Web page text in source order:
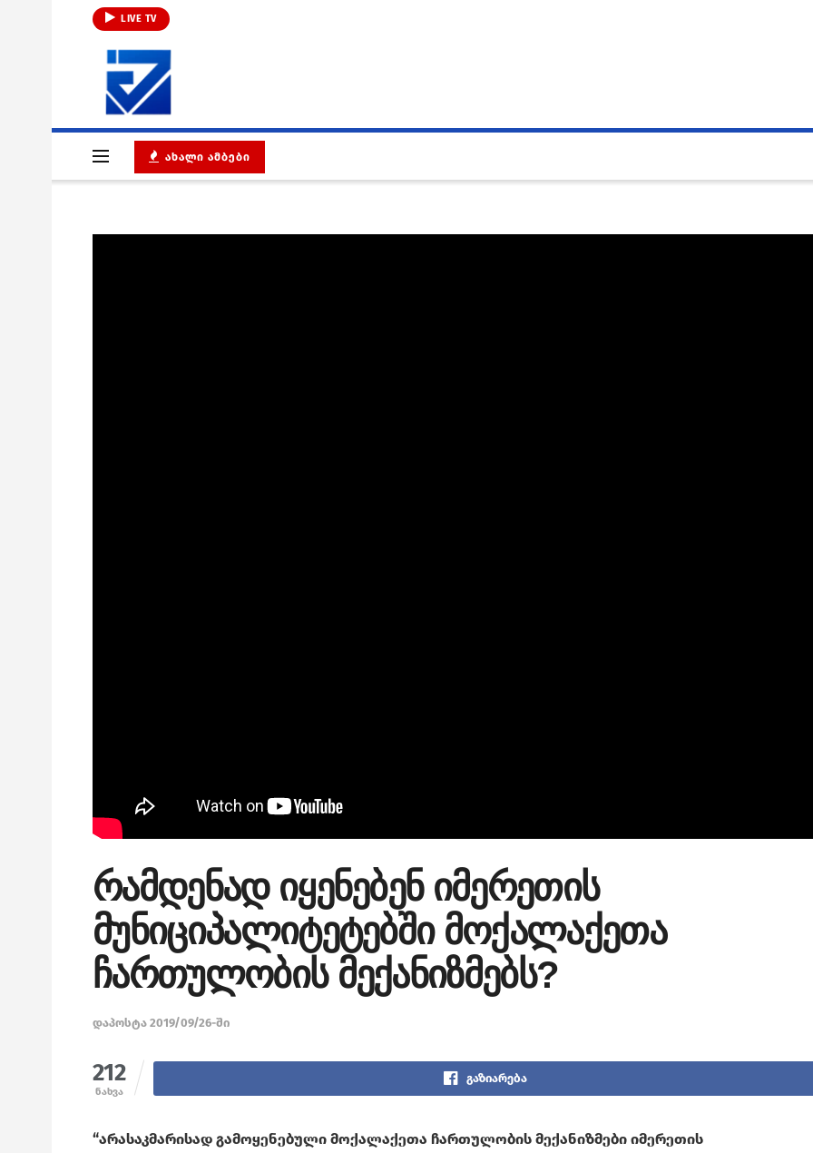
LIVE TV
ᲐᲮᲐᲚᲘ ᲐᲛᲑᲔᲑᲘ
რამდენად იყენებენ იმერეთის
მუნიციპალიტეტებში მოქალაქეთა
ჩართულობის მექანიზმებს?
დაპოსტა 2019/09/26-ში
212
ნახვა
გაზიარება
“არასაკმარისად გამოყენებული მოქალაქეთა ჩართულობის მექანიზმები იმერეთის